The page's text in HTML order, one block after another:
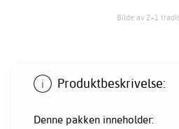
Bilde av 2+1
Produktbeskrivelse:
Denne pakken inneholder: